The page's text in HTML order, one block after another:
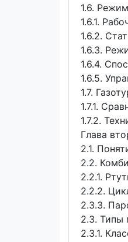
1.6.
1.6.1.
1.6.2.
1.6.3.
1.6.4.
1.6.5.
1.7.
1.7.1.
1.7.2.
Глава
2.1.
2.2.
2.2.1.
2.2.2.
2.3.3.
2.3. Типы
2.3.1.